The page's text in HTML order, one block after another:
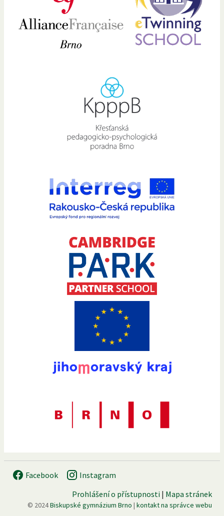
Facebook
Instagram
Prohlášení o přístupnosti | Mapa stránek
© 2024Biskupské gymnázium Brno | kontakt na správce webu